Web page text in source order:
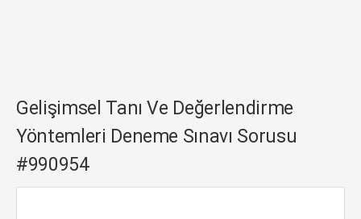
Gelişimsel Tanı Ve Değerlendirme
Yöntemleri Deneme Sınavı Sorusu
#990954